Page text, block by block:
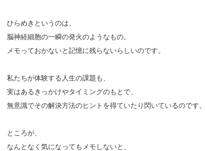
ひらめきというのは、
脳神経細胞の一瞬の発火のようなもの。
メモっておかないと記憶に残らないらしいのです。
私たちが体験する人生の課題も、
実はあるきっかけやタイミングのもとで、
無意識でその解決方法のヒントを得ていたり閃いているのです
ところが、
なんとなく気になってもメモしないと、